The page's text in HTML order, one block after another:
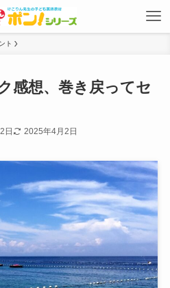
ト
感想、巻き戻ってセ
日 2025年4月2日